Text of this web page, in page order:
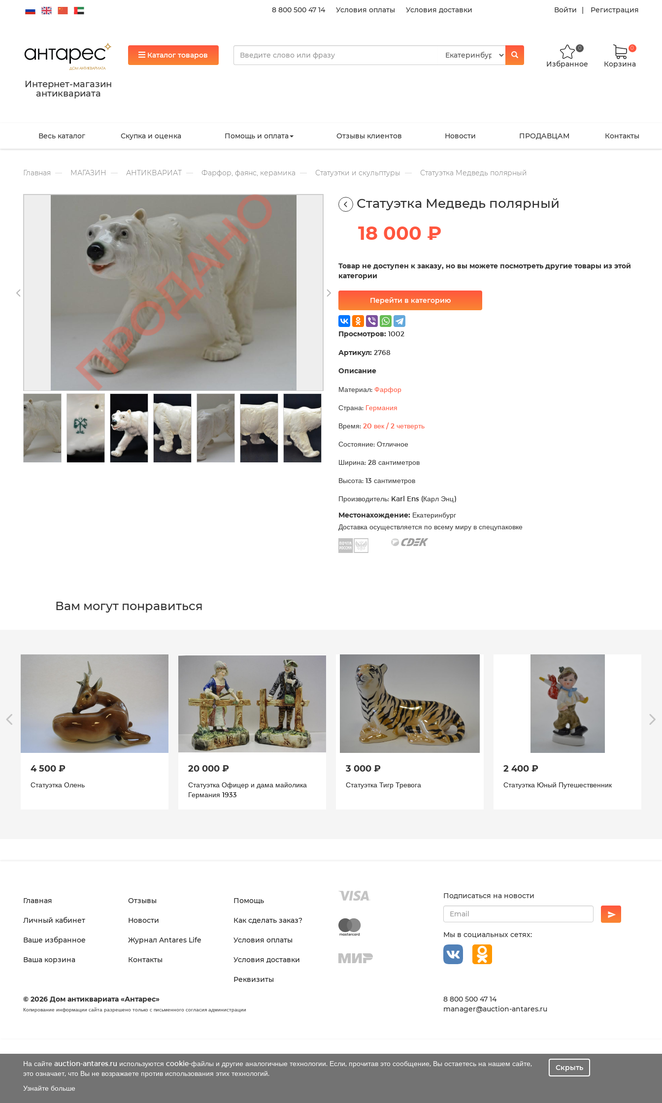
8 800 500 47 14 Условия оплаты Условия доставки Войти Регистрация
Интернет-магазин
антиквариата
Каталог товаров
Избранное
0
Корзина
0
Весь каталог Скупка и оценка Помощь и оплата Отзывы клиентов Новости ПРОДАВЦАМ Контакты
Главная МАГАЗИН АНТИКВАРИАТ Фарфор, фаянс, керамика Статуэтки и скульптуры Статуэтка Медведь полярный
Статуэтка Медведь полярный
18 000 ₽
Товар не доступен к заказу, но вы можете посмотреть другие товары из этой
категории
Перейти в категорию
Просмотров: 1002
Артикул: 2768
Описание
Материал: Фарфор
Страна: Германия
Время: 20 век / 2 четверть
Состояние: Отличное
Ширина: 28 сантиметров
Высота: 13 сантиметров
Производитель: Karl Ens (Карл Энц)
Местонахождение: Екатеринбург
Доставка осуществляется по всему миру в спецупаковке
Вам могут понравиться
4 500 ₽
Статуэтка Олень
20 000 ₽
Статуэтка Офицер и дама майолика
Германия 1933
3 000 ₽
Статуэтка Тигр Тревога
2 400 ₽
Статуэтка Юный Путешественник
На сайте auction-antares.ru используются cookie-файлы и другие аналогичные технологии. Если, прочитав это сообщение, Вы остаетесь на нашем сайте,
это означает, что Вы не возражаете против использования этих технологий.
Узнайте больше
Скрыть
Главная
Личный кабинет
Ваше избранное
Ваша корзина
Отзывы
Новости
Журнал Antares Life
Контакты
Помощь
Как сделать заказ?
Условия оплаты
Условия доставки
Реквизиты
Подписаться на новости
Мы в социальных сетях:
© 2026 Дом антиквариата «Антарес»
Копирование информации сайта разрешено только с письменного согласия администрации
8 800 500 47 14
manager@auction-antares.ru